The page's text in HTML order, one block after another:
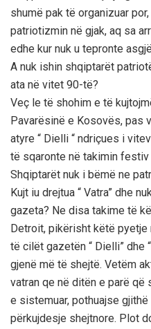
shumë pak të organizuar
patriotizmin në gjak, aq sa
edhe kur nuk u tepronte
A nuk ishin shqiptarët
ata në vitet 90-të?
Veç le të shohim e të
Pavarësinë e Kosovës, pas
atyre “ Dielli “ ndriçues i
të sqaronte në takimin festiv
Shqiptarët nuk i bëmë ne
Kujt iu drejtua “ Vatra” dhe
gazeta? Ne disa takime të
Detroit, pikërisht këtë pyetje
të cilët gazetën “ Dielli” dhe
gjenë më të shejtë. Vetëm
vatran qe në ditën e parë që
e sistemuar, pothuajse gjithë
përkujdesje shejtnore. Plot